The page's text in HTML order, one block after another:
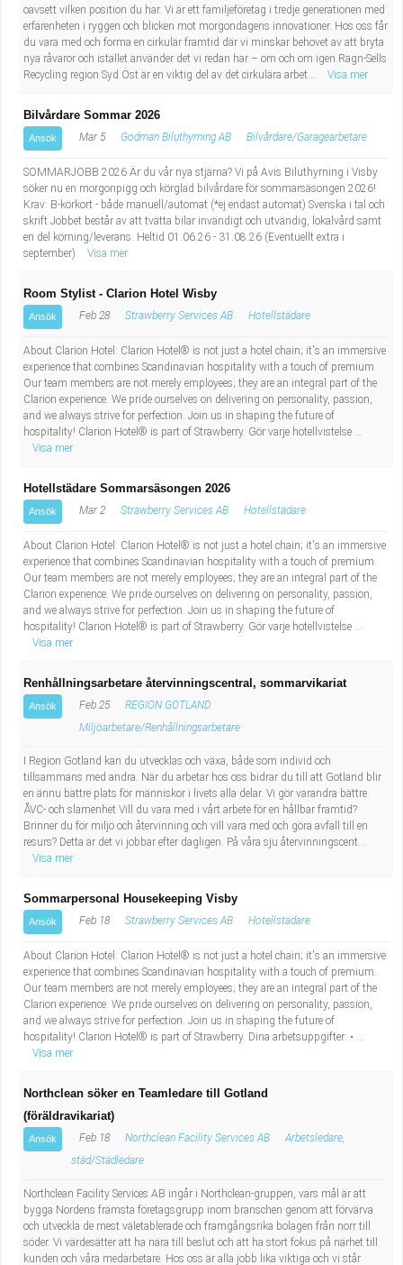
oavsett vilken position du har. Vi är ett familjeföretag i tredje generationen med
erfarenheten i ryggen och blicken mot morgondagens innovationer. Hos oss får
du vara med och forma en cirkulär framtid där vi minskar behovet av att bryta
nya råvaror och istället använder det vi redan har – om och om igen.Ragn-Sells
Recycling region Syd Öst är en viktig del av det cirkulära arbet...
Visa mer
Bilvårdare Sommar 2026
Ansök Mar 5 Godman Biluthyrning AB Bilvårdare/Garagearbetare
SOMMARJOBB 2026 Är du vår nya stjärna? Vi på Avis Biluthyrning i Visby
söker nu en morgonpigg och körglad bilvårdare för sommarsäsongen 2026!
Krav: B-körkort - både manuell/automat (*ej endast automat) Svenska i tal och
skrift Jobbet består av att tvätta bilar invändigt och utvändig, lokalvård samt
en del körning/leverans. Heltid 01.06.26 - 31.08.26 (Eventuellt extra i
september)
Visa mer
Room Stylist - Clarion Hotel Wisby
Ansök Feb 28 Strawberry Services AB Hotellstädare
About Clarion Hotel: Clarion Hotel® is not just a hotel chain; it's an immersive
experience that combines Scandinavian hospitality with a touch of premium.
Our team members are not merely employees; they are an integral part of the
Clarion experience. We pride ourselves on delivering on personality, passion,
and we always strive for perfection. Join us in shaping the future of
hospitality! Clarion Hotel® is part of Strawberry. Gör varje hotellvistelse ...
Visa mer
Hotellstädare Sommarsäsongen 2026
Ansök Mar 2 Strawberry Services AB Hotellstädare
About Clarion Hotel: Clarion Hotel® is not just a hotel chain; it's an immersive
experience that combines Scandinavian hospitality with a touch of premium.
Our team members are not merely employees; they are an integral part of the
Clarion experience. We pride ourselves on delivering on personality, passion,
and we always strive for perfection. Join us in shaping the future of
hospitality! Clarion Hotel® is part of Strawberry. Gör varje hotellvistelse ...
Visa mer
Renhållningsarbetare återvinningscentral, sommarvikariat
Ansök Feb 25
REGION GOTLAND
Miljöarbetare/Renhållningsarbetare
I Region Gotland kan du utvecklas och växa, både som individ och
tillsammans med andra. När du arbetar hos oss bidrar du till att Gotland blir
en ännu bättre plats för människor i livets alla delar. Vi gör varandra bättre.
ÅVC- och slamenhet Vill du vara med i vårt arbete för en hållbar framtid?
Brinner du för miljö och återvinning och vill vara med och göra avfall till en
resurs? Detta är det vi jobbar efter dagligen. På våra sju återvinningscent...
Visa mer
Sommarpersonal Housekeeping Visby
Ansök Feb 18 Strawberry Services AB Hotellstädare
About Clarion Hotel: Clarion Hotel® is not just a hotel chain; it's an immersive
experience that combines Scandinavian hospitality with a touch of premium.
Our team members are not merely employees; they are an integral part of the
Clarion experience. We pride ourselves on delivering on personality, passion,
and we always strive for perfection. Join us in shaping the future of
hospitality! Clarion Hotel® is part of Strawberry. Dina arbetsuppgifter: • ...
Visa mer
Northclean söker en Teamledare till Gotland
(föräldravikariat)
Ansök Feb 18 Northclean Facility Services AB
Arbetsledare,
städ/Städledare
Northclean Facility Services AB ingår i Northclean-gruppen, vars mål är att
bygga Nordens främsta företagsgrupp inom branschen genom att förvärva
och utveckla de mest väletablerade och framgångsrika bolagen från norr till
söder. Vi värdesätter att ha nära till beslut och att ha stort fokus på närhet till
kunden och våra medarbetare. Hos oss är alla jobb lika viktiga och vi står